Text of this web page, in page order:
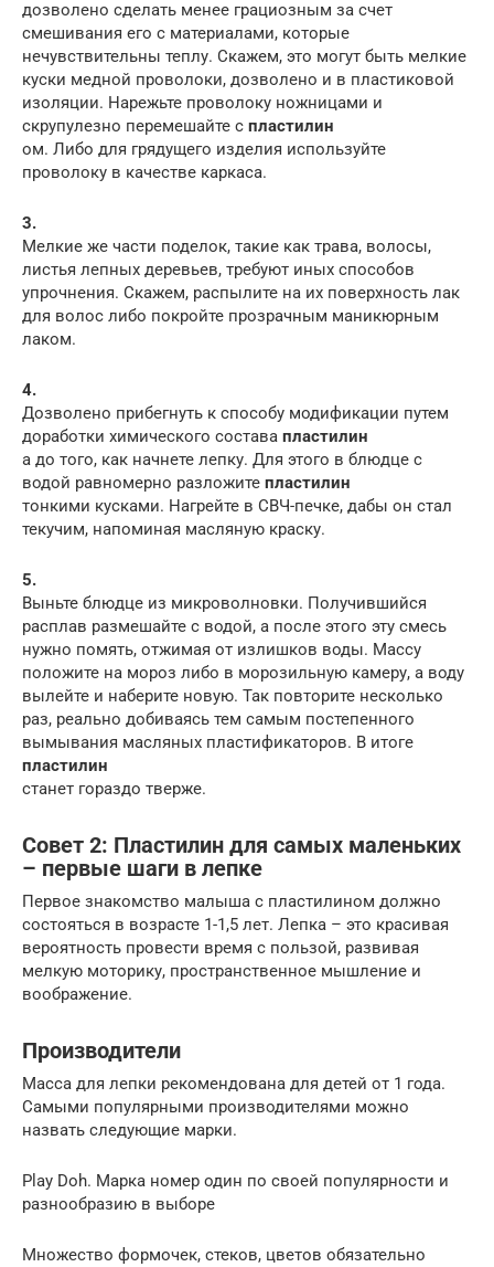
дозволено сделать менее грациозным за счет
смешивания его с материалами, которые
нечувствительны теплу. Скажем, это могут быть мелкие
куски медной проволоки, дозволено и в пластиковой
изоляции. Нарежьте проволоку ножницами и
скрупулезно перемешайте с пластилин
ом. Либо для грядущего изделия используйте
проволоку в качестве каркаса.
3.
Мелкие же части поделок, такие как трава, волосы,
листья лепных деревьев, требуют иных способов
упрочнения. Скажем, распылите на их поверхность лак
для волос либо покройте прозрачным маникюрным
лаком.
4.
Дозволено прибегнуть к способу модификации путем
доработки химического состава пластилин
а до того, как начнете лепку. Для этого в блюдце с
водой равномерно разложите пластилин
тонкими кусками. Нагрейте в СВЧ-печке, дабы он стал
текучим, напоминая масляную краску.
5.
Выньте блюдце из микроволновки. Получившийся
расплав размешайте с водой, а после этого эту смесь
нужно помять, отжимая от излишков воды. Массу
положите на мороз либо в морозильную камеру, а воду
вылейте и наберите новую. Так повторите несколько
раз, реально добиваясь тем самым постепенного
вымывания масляных пластификаторов. В итоге
пластилин
станет гораздо тверже.
Совет 2: Пластилин для самых маленьких
– первые шаги в лепке
Первое знакомство малыша с пластилином должно
состояться в возрасте 1-1,5 лет. Лепка – это красивая
вероятность провести время с пользой, развивая
мелкую моторику, пространственное мышление и
воображение.
Производители
Масса для лепки рекомендована для детей от 1 года.
Самыми популярными производителями можно
назвать следующие марки.
Play Doh. Марка номер один по своей популярности и
разнообразию в выборе
Множество формочек, стеков, цветов обязательно